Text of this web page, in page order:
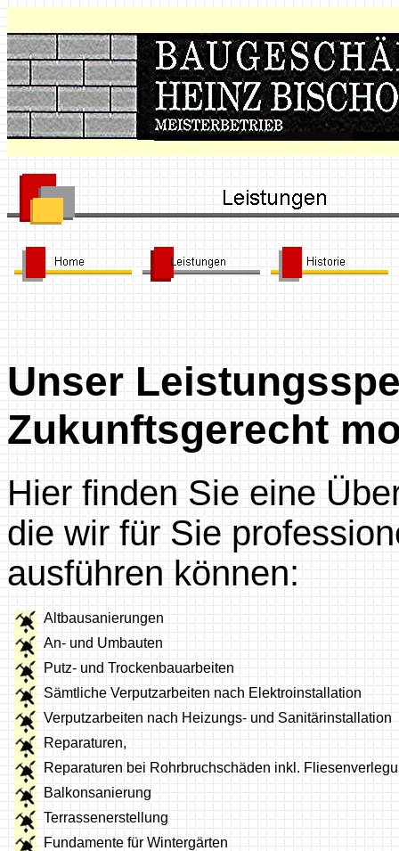
Unser
Zukunftsgerecht
Hier finden Sie eine
die wir für Sie
ausführen können:
Altbausanierungen
An- und Umbauten
Putz- und Trockenbauarbeiten
Sämtliche Verputzarbeiten nach Elektroinstallation
Verputzarbeiten nach Heizungs- und Sanitärinstallation
Reparaturen,
Reparaturen bei Rohrbruchschäden inkl.
Balkonsanierung
Terrassenerstellung
Fundamente für Wintergärten